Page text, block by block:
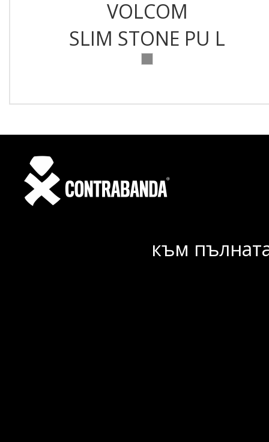
VOLCOM
SLIM STONE PU L
към